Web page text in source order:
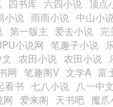
四书库 六四小说 顶点
小说 雨雨小说 中山小
第一版主 爱去小说 完
小说网 笔趣子小说
农田小说 农田小说
网 笔趣阁V 文学A 富
看书 七八小说 八一中文
网 爱来阁 天书吧 魔爪